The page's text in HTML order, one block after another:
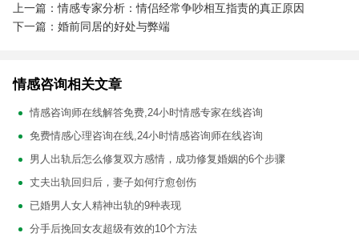
上一篇：情感专家分析：情侣经常争吵相互指责的真正原因
下一篇：婚前同居的好处与弊端
情感咨询相关文章
情感咨询师在线解答免费,24小时情感专家在线咨询
免费情感心理咨询在线,24小时情感咨询师在线咨询
男人出轨后怎么修复双方感情，成功修复婚姻的6个步骤
丈夫出轨回归后，妻子如何疗愈创伤
已婚男人女人精神出轨的9种表现
分手后挽回女友超级有效的10个方法